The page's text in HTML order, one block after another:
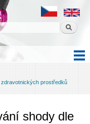
zdravotnických prostředků
shody dle